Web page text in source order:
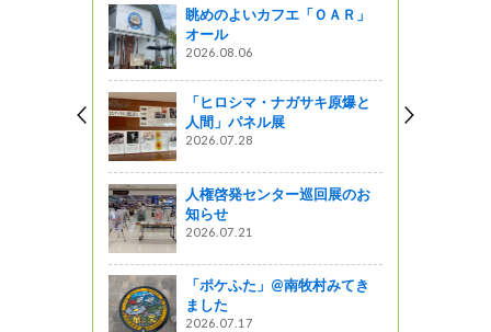
眺めのよいカフエ「ＯＡＲ」
オール
2026.08.06
「ヒロシマ・ナガサキ原爆と
人間」パネル展
2026.07.28
人権啓発センター巡回展のお
知らせ
2026.07.21
「ポケふた」@南牧村みてき
ました
2026.07.17